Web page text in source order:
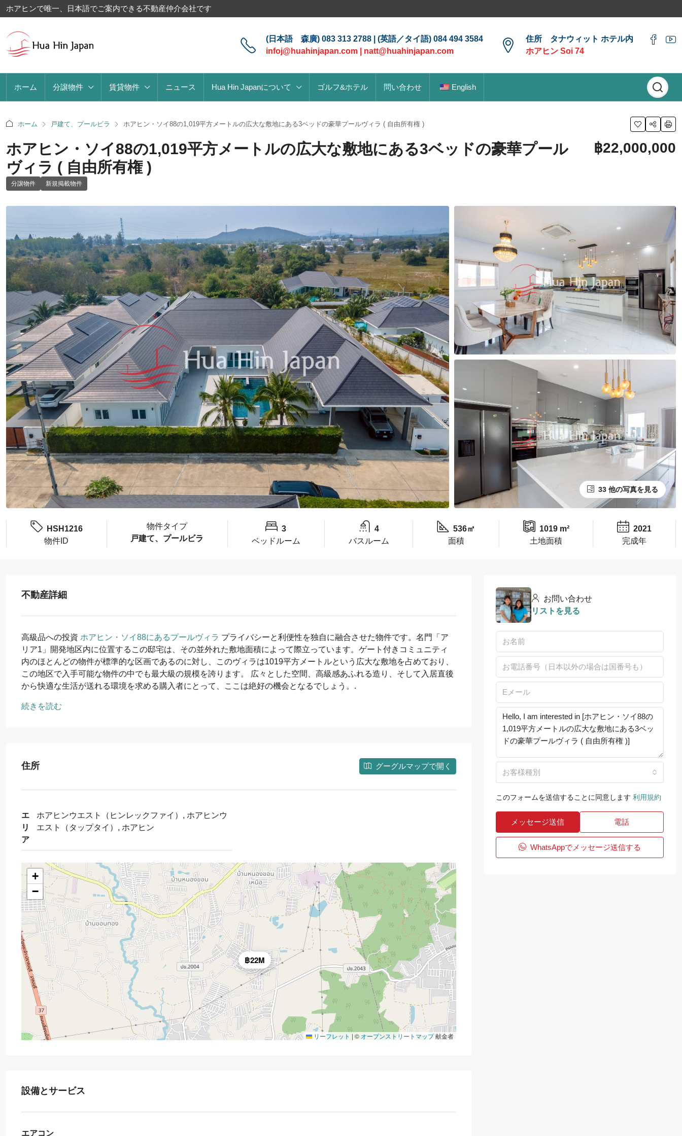
ホアヒンで唯一、日本語でご案内できる不動産仲介会社です
(日本語 森廣) 083 313 2788 | (英語／タイ語) 084 494 3584
infoj@huahinjapan.com
natt@huahinjapan.com
住所 タナウィット ホテル内
ホアヒン Soi 74
ホーム 分譲物件 賃貸物件 ニュース Hua Hin Japanについて ゴルフ&ホテル 問い合わせ English
ホーム 戸建て、プールビラ ホアヒン・ソイ88の1,019平方メートルの広大な敷地にある3ベッドの豪華プールヴィラ ( 自由所有権 )
ホアヒン・ソイ88の1,019平方メートルの広大な敷地にある3ベッドの豪華プール
ヴィラ ( 自由所有権 )
分譲物件 新規掲載物件
฿22,000,000
33 他の写真を見る
HSH1216
物件ID
物件タイプ
戸建て、プールビラ
3
ベッドルーム
4
バスルーム
536㎡
面積
1019 m²
土地面積
2021
完成年
不動産詳細
高級品への投資 ホアヒン・ソイ88にあるプールヴィラ プライバシーと利便性を独自に融合させた物件です。名門「ア
リア1」開発地区内に位置するこの邸宅は、その並外れた敷地面積によって際立っています。ゲート付きコミュニティ
内のほとんどの物件が標準的な区画であるのに対し、このヴィラは1019平方メートルという広大な敷地を占めており、
この地区で入手可能な物件の中でも最大級の規模を誇ります。 広々とした空間、高級感あふれる造り、そして入居直後
から快適な生活が送れる環境を求める購入者にとって、ここは絶好の機会となるでしょう。.
続きを読む
住所 グーグルマップで開く
エ
リ
ア
ホアヒンウエスト（ヒンレックファイ）, ホアヒンウ
エスト（タップタイ）, ホアヒン
฿22M
+
−
リーフレット | © オープンストリートマップ献金者
設備とサービス
エアコン
お問い合わせ
リストを見る
お客様種別
このフォームを送信することに同意します 利用規約
メッセージ送信 電話
WhatsAppでメッセージ送信する